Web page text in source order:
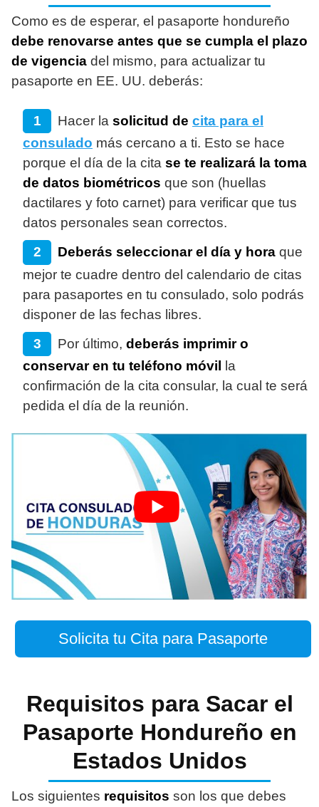
Como es de esperar, el pasaporte hondureño
debe renovarse antes que se cumpla el plazo
de vigencia del mismo, para actualizar tu
pasaporte en EE. UU. deberás:
Hacer la solicitud de cita para el
consulado más cercano a ti. Esto se hace
porque el día de la cita se te realizará la toma
de datos biométricos que son (huellas
dactilares y foto carnet) para verificar que tus
datos personales sean correctos.
Deberás seleccionar el día y hora que
mejor te cuadre dentro del calendario de citas
para pasaportes en tu consulado, solo podrás
disponer de las fechas libres.
Por último, deberás imprimir o
conservar en tu teléfono móvil
la
confirmación de la cita consular, la cual te será
pedida el día de la reunión.
Solicita tu Cita para Pasaporte
Requisitos para Sacar el
Pasaporte Hondureño en
Estados Unidos
Los siguientes requisitos son los que debes